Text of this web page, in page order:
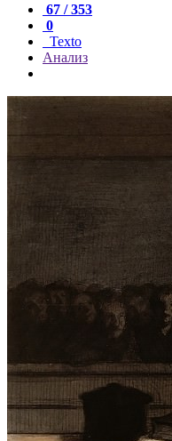
67 / 353
0
Texto
Анализ